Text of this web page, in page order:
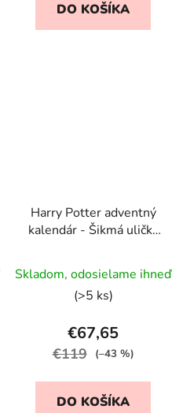
DO KOŠÍKA
Harry Potter adventný
kalendár - Šikmá ulička
doplnkami
hodnotenie
produktu
je
5,0
Skladom, odosielame ihneď
(>5 ks)
€67,65
€119 (–43 %)
DO KOŠÍKA